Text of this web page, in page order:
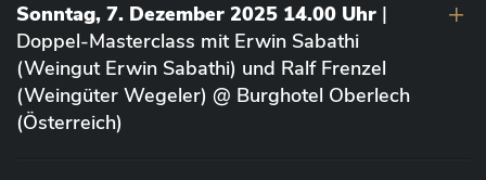
Sonntag, 7. Dezember 2025 14.00 Uhr |
Doppel-Masterclass mit Erwin Sabathi
(Weingut Erwin Sabathi) und Ralf Frenzel
(Weingüter Wegeler) @ Burghotel Oberlech
(Österreich)